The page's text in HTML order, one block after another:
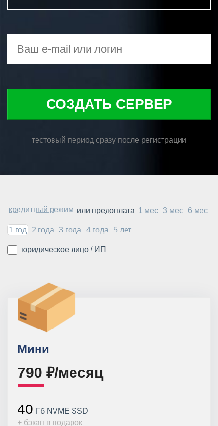
СОЗДАТЬ СЕРВЕР
тестовый период сразу после регистрации
кредитный режим или предоплата 1 мес 3 мес 6 мес
1 год 2 года 3 года 4 года 5 лет
юридическое лицо / ИП
Мини
790 ₽/месяц
40 Гб NVME SSD
+ бэкап в подарок